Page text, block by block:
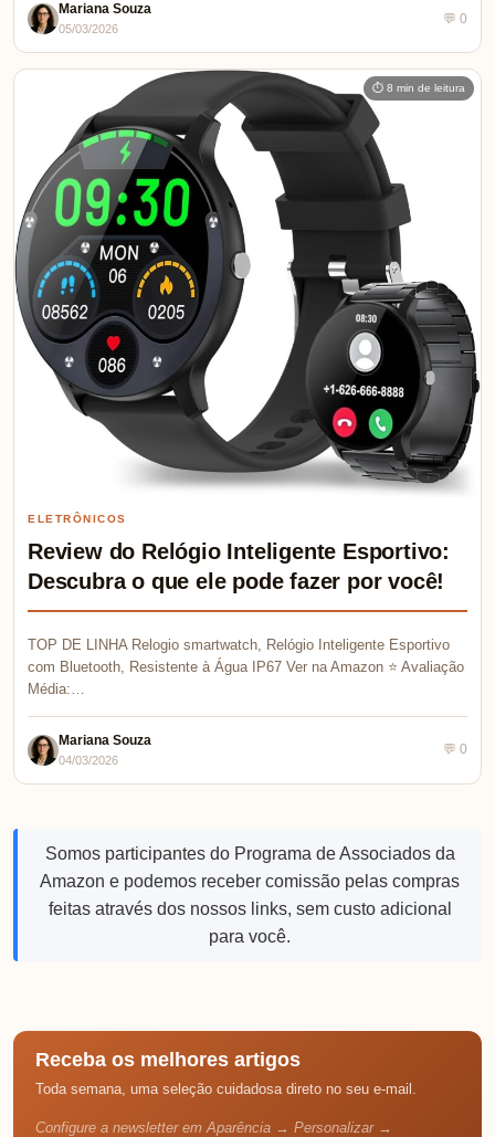
Mariana Souza
05/03/2026
💬 0
⏱ 8 min de leitura
ELETRÔNICOS
Review do Relógio Inteligente Esportivo:
Descubra o que ele pode fazer por você!
TOP DE LINHA Relogio smartwatch, Relógio Inteligente Esportivo
com Bluetooth, Resistente à Água IP67 Ver na Amazon ⭐ Avaliação
Média:…
Mariana Souza
04/03/2026
💬 0
Somos participantes do Programa de Associados da
Amazon e podemos receber comissão pelas compras
feitas através dos nossos links, sem custo adicional
para você.
Receba os melhores artigos
Toda semana, uma seleção cuidadosa direto no seu e-mail.
Configure a newsletter em Aparência → Personalizar →